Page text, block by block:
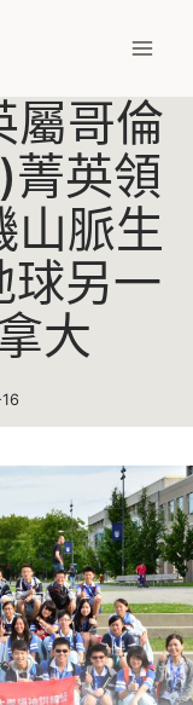
屬哥倫
菁英領
山脈生
球另一
大